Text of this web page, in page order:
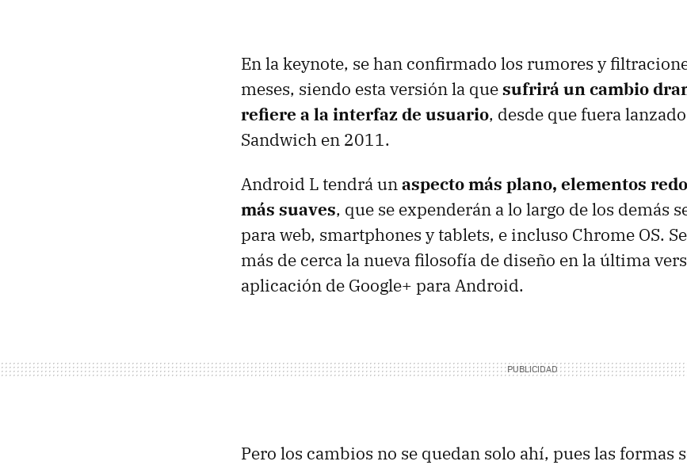
En la keynote, se han confirmado los rumores y
meses, siendo esta versión la quesufrirá un cambio
refiere a la interfaz de usuario, desde que fuera
Sandwich en 2011.
Android L tendrá unaspecto más plano, elementos
más suaves, que se expenderán a lo largo de los demás
para web, smartphones y tablets, e incluso Chrome OS.
más de cerca la nueva filosofía de diseño en la última
aplicación de Google+ para Android.
Pero los cambios no se quedan solo ahí, pues las formas